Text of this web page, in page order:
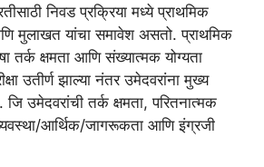
निवड प्रक्रिया मध्ये प्राथमिक
आणि मुलाखत यांचा समावेश असतो. प्राथमिक
तर्क क्षमता आणि संख्यात्मक योग्यता
उतीर्ण झाल्या नंतर उमेदवरांना मुख्य
जि उमेदवरांची तर्क क्षमता, परितनात्मक
आर्थिक/जागरूकता आणि इंग्रजी